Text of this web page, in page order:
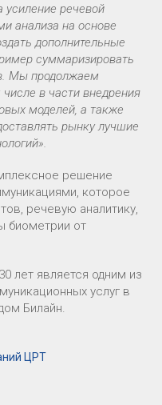
усиление речевой
анализа на основе
дополнительные
суммаризировать
Мы продолжаем
числе в части внедрения
моделей, а также
рынку лучшие
решение
которое
речевую аналитику,
биометрии от
лет является одним из
услуг в
Билайн.
ЦРТ